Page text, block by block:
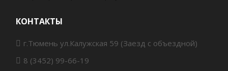
КОНТАКТЫ
г.Тюмень ул.Калужская 59 (Заезд с объездной)
8 (3452) 99-66-19